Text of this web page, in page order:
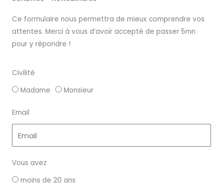
Ce formulaire nous permettra de mieux comprendre vos
attentes. Merci à vous d’avoir accepté de passer 5mn
pour y répondre !
Civilité
Madame
Monsieur
Email
Vous avez
moins de 20 ans